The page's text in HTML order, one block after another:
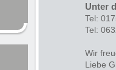
Unter
Tel:
Tel:
Wir
Liebe